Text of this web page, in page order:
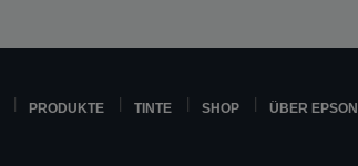
PRODUKTE TINTE SHOP ÜBER EPSON